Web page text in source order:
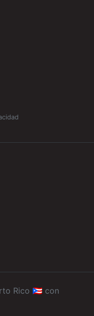
Rico 🇵🇷 con